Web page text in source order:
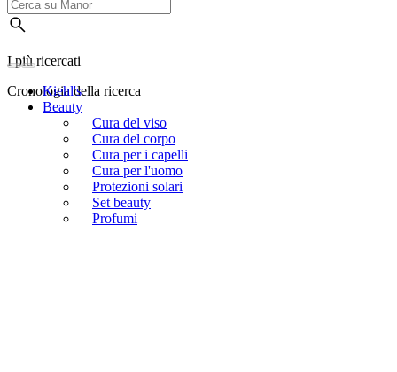
I più ricercati
Cronologia della ricerca
Kiehl's
Beauty
Cura del viso
Cura del corpo
Cura per i capelli
Cura per l'uomo
Protezioni solari
Set beauty
Profumi